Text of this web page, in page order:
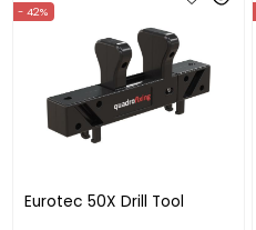
Eurotec 50X Drill Tool
- 42%